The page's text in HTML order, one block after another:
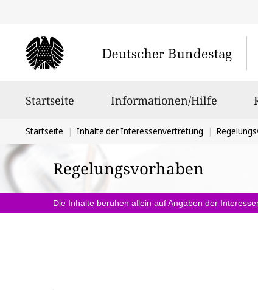
Startseite Informationen/Hilfe
Sie
befinden
sich
hier:
Startseite Inhalte der Interessenvertretung
Regelungsvorhaben
Die Inhalte beruhen allein auf Angaben der